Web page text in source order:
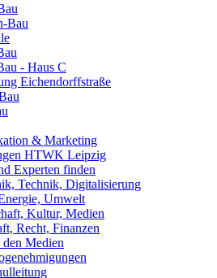
Bau
- Haus C
Eichendorffstraße
& Marketing
HTWK Leipzig
Experten finden
Technik, Digitalisierung
Umwelt
Kultur, Medien
Recht, Finanzen
Medien